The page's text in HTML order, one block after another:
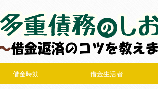
借金時効 借金生活者